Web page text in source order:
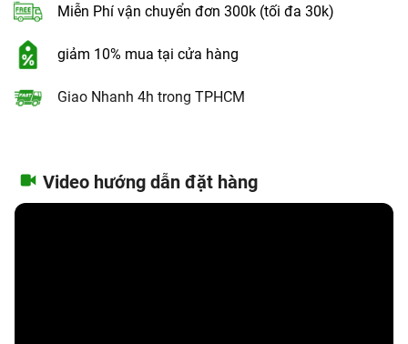
Miễn Phí vận chuyển đơn 300k (tối đa 30k)
giảm 10% mua tại cửa hàng
Giao Nhanh 4h trong TPHCM
Video hướng dẫn đặt hàng